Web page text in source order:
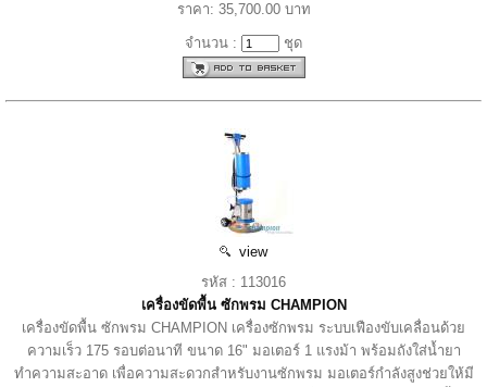
ราคา: 35,700.00 บาท
จำนวน : ชุด
view
รหัส : 113016
เครื่องขัดพื้น ซักพรม CHAMPION
เครื่องขัดพื้น ซักพรม CHAMPION เครื่องซักพรม ระบบเฟืองขับเคลื่อนด้วย
ความเร็ว 175 รอบต่อนาที ขนาด 16" มอเตอร์ 1 แรงม้า พร้อมถังใส่น้ำยา
ทำความสะอาด เพื่อความสะดวกสำหรับงานซักพรม มอเตอร์กำลังสูงช่วยให้มี